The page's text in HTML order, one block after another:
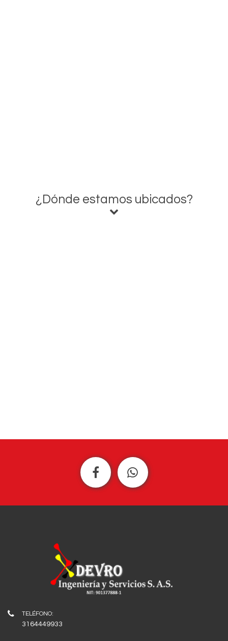
¿Dónde estamos ubicados?
3164449933